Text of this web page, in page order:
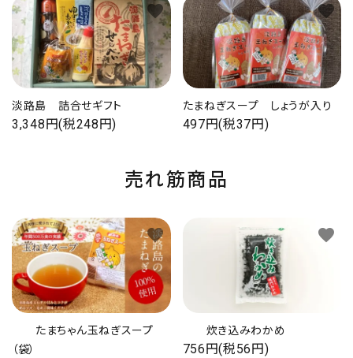
淡路島 詰合せギフト
3,348円(税248円)
favorite
たまねぎスープ しょうが入り
497円(税37円)
favorite
売れ筋商品
たまちゃん玉ねぎスープ
（袋）
favorite
炊き込みわかめ
756円(税56円)
favorite